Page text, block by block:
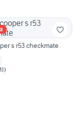
s r53 checkmate
)